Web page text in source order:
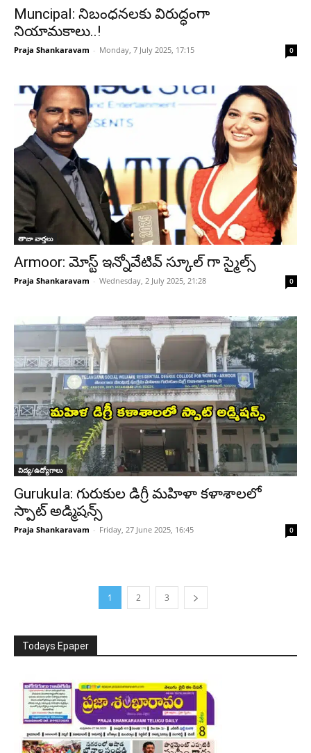
Muncipal: నిబంధనలకు విరుద్ధంగా
నియామకాలు..!
Praja Shankaravam - Monday, 7 July 2025, 17:15 0
తాజా వార్తలు
Armoor: మోస్ట్ ఇన్నోవేటివ్ స్కూల్ గా స్మైల్స్
Praja Shankaravam - Wednesday, 2 July 2025, 21:28 0
విద్య/ఉద్యోగాలు
Gurukula: గురుకుల డిగ్రీ మహిళా కళాశాలలో
స్పాట్ అడ్మిషన్స్
Praja Shankaravam - Friday, 27 June 2025, 16:45 0
1 2 3
Todays Epaper